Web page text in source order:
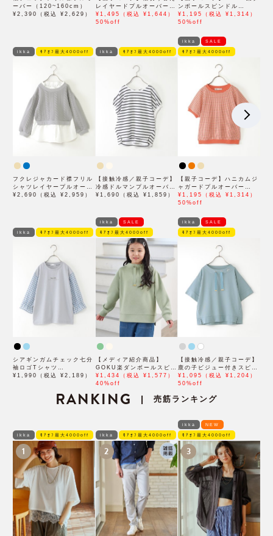
ーバー（120~160cm）
¥2,390（税込 ¥2,629）
レイヤードプルオーバー
（120~160cm）
¥1,495（税込 ¥1,644）
50%off
ンボールスピンドル
（120~160cm）
¥1,195（税込 ¥1,314）
50%off
ikka ﾓｱｵﾌ最大4000off
フクレジャカード襟フリル
シャツレイヤープルオーバ
ー（120~160cm）
¥2,690（税込 ¥2,959）
ikka ﾓｱｵﾌ最大4000off
【接触冷感／親子コーデ】
冷感ドルマンプルオーバー
（120~160cm）
¥1,690（税込 ¥1,859）
ikka SALE
ﾓｱｵﾌ最大4000off
【親子コーデ】ハニカムジ
ャガードプルオーバー
（120~160cm）
¥1,195（税込 ¥1,314）
50%off
ikka ﾓｱｵﾌ最大4000off
シアギンガムチェック七分
袖ロゴTシャツ
（120~160cm）
¥1,990（税込 ¥2,189）
ikka SALE
ﾓｱｵﾌ最大4000off
【メディア紹介商品】
GOKU楽ダンボールスピン
ドル（120~160cm）【洗
濯機で洗える／親子コー
¥1,434（税込 ¥1,577）
40%off
ikka SALE
ﾓｱｵﾌ最大4000off
【接触冷感／親子コーデ】
鹿の子ビジュー付きスピン
ドルプルオーバー
（120~160cm）
¥1,095（税込 ¥1,204）
50%off
RANKING | 売筋ランキング
ikka ﾓｱｵﾌ最大4000off
1
ikka ﾓｱｵﾌ最大4000off
2
ikka NEW
ﾓｱｵﾌ最大4000off
3